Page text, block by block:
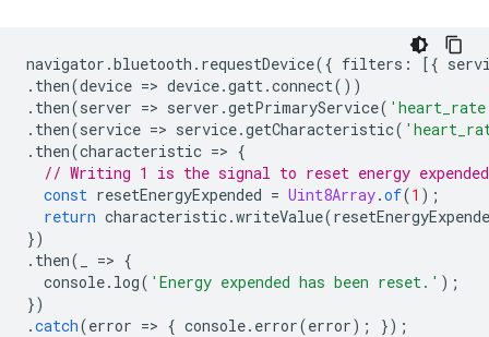
navigator .bluetooth . requestDevice({ filters : [{
. then(device => device.gatt.connect())
. then(server => server .getPrimaryService(
. then(service => service.getCharacteristic(
. then(characteristic => {
// Writing 1 is the signal to reset energy
const resetEnergyExpended = Uint8Array.of(1 );
return characteristic.writeValue(
})
. then( => {
console. log( 'Energy expended has been reset.' );
})
.catch(error => { console. error(error); });